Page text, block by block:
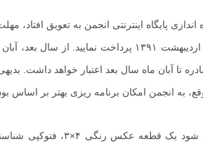
تمدید شده و خواهشمند است آن را تا پایان اردیبهشت ۱۳۹۱
تا آبان ماه سال بعد اعتبار خواهد داشت.
به انجمن امکان برنامه ریزی بهتر بر اساس
برای صدور کارت عضویت، درخواست
39+
رویداد
0+
حقوق و هنر